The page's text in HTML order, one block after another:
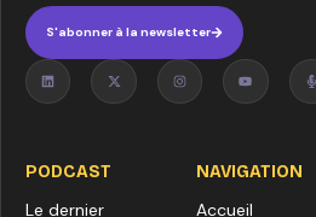
S'abonner à la newsletter
PODCAST
Le dernier
NAVIGATION
Accueil